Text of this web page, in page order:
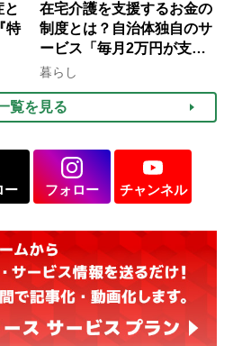
と
特
在宅介護を支援するお金の
制度とは？自治体独自のサ
ービス「毎月2万円が支給
される」ケースも【FP解
暮らし
覧を見る
ー フォロー チャンネル